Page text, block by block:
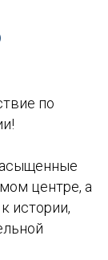
по
центре, а
истории,